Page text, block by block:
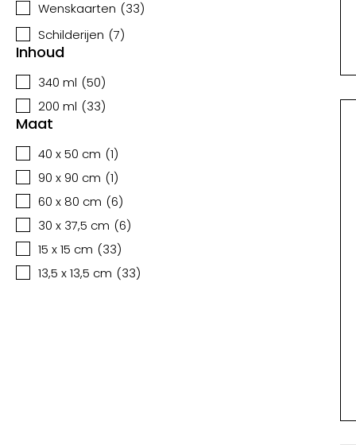
Wenskaarten (33)
Schilderijen (7)
Inhoud
340 ml (50)
200 ml (33)
Maat
40 x 50 cm (1)
90 x 90 cm (1)
60 x 80 cm (6)
30 x 37,5 cm (6)
15 x 15 cm (33)
13,5 x 13,5 cm (33)